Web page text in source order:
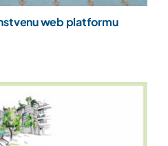
web platformu